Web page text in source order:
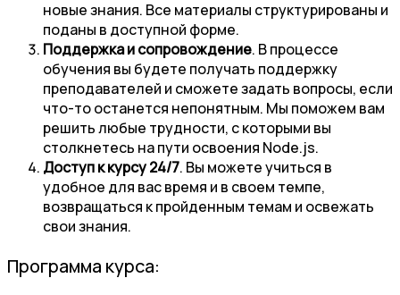
новые знания. Все материалы структурированы и
поданы в доступной форме.
Поддержка и сопровождение. В процессе
обучения вы будете получать поддержку
преподавателей и сможете задать вопросы, если
что-то останется непонятным. Мы поможем вам
решить любые трудности, с которыми вы
столкнетесь на пути освоения Node.js.
Доступ к курсу 24/7. Вы можете учиться в
удобное для вас время и в своем темпе,
возвращаться к пройденным темам и освежать
свои знания.
Программа курса: